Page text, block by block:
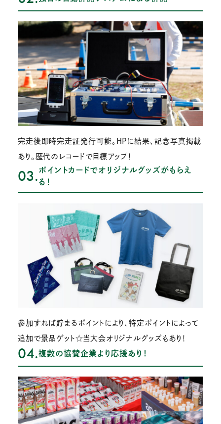
完走後即時完走証発行可能。HPに結果、記念写真掲載
あり。歴代のレコードで目標アップ！
03.ポイントカードでオリジナルグッズがもらえ
る！
参加すれば貯まるポイントにより、特定ポイントによって
追加で景品ゲット☆当大会オリジナルグッズもあり！
04.複数の協賛企業より応援あり！